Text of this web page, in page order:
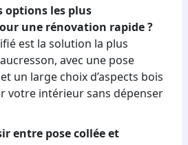
options les plus
une rénovation rapide ?
est la solution la plus
avec une pose
un large choix d’aspects bois
votre intérieur sans dépenser
entre pose collée et